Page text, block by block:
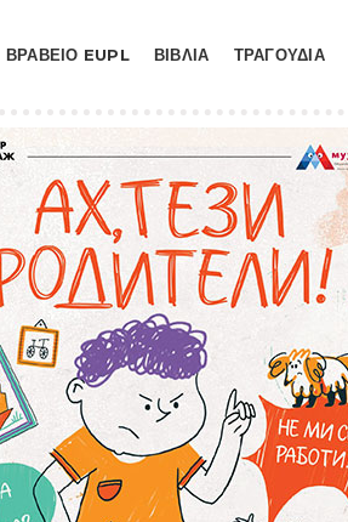
ΒΡΑΒΕΙΟ EUPL ΒΙΒΛΙΑ ΤΡΑΓΟΥΔΙΑ